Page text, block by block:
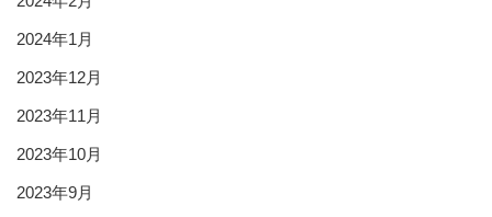
2024年1月
2023年12月
2023年11月
2023年10月
2023年9月